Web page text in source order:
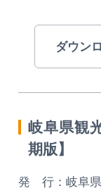
ダウン
岐阜県観
期版】
発 行：岐阜県